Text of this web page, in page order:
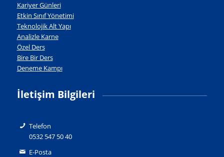
Kariyer Günleri
Etkin Sınıf Yönetimi
Teknolojik Alt Yapı
Analizle Karne
Özel Ders
Bire Bir Ders
Deneme Kampı
İletişim Bilgileri
Telefon
0532 547 50 40
E-Posta